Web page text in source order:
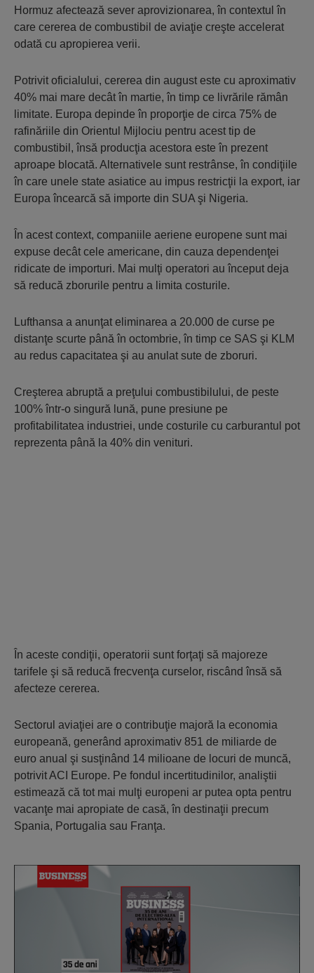
Hormuz afectează sever aprovizionarea, în contextul în
care cererea de combustibil de aviaţie creşte accelerat
odată cu apropierea verii.
Potrivit oficialului, cererea din august este cu aproximativ
40% mai mare decât în martie, în timp ce livrările rămân
limitate. Europa depinde în proporţie de circa 75% de
rafinăriile din Orientul Mijlociu pentru acest tip de
combustibil, însă producţia acestora este în prezent
aproape blocată. Alternativele sunt restrânse, în condiţiile
în care unele state asiatice au impus restricţii la export, iar
Europa încearcă să importe din SUA şi Nigeria.
În acest context, companiile aeriene europene sunt mai
expuse decât cele americane, din cauza dependenţei
ridicate de importuri. Mai mulţi operatori au început deja
să reducă zborurile pentru a limita costurile.
Lufthansa a anunţat eliminarea a 20.000 de curse pe
distanţe scurte până în octombrie, în timp ce SAS şi KLM
au redus capacitatea şi au anulat sute de zboruri.
Creşterea abruptă a preţului combustibilului, de peste
100% într-o singură lună, pune presiune pe
profitabilitatea industriei, unde costurile cu carburantul pot
reprezenta până la 40% din venituri.
În aceste condiţii, operatorii sunt forţaţi să majoreze
tarifele şi să reducă frecvenţa curselor, riscând însă să
afecteze cererea.
Sectorul aviaţiei are o contribuţie majoră la economia
europeană, generând aproximativ 851 de miliarde de
euro anual şi susţinând 14 milioane de locuri de muncă,
potrivit ACI Europe. Pe fondul incertitudinilor, analiştii
estimează că tot mai mulţi europeni ar putea opta pentru
vacanţe mai apropiate de casă, în destinaţii precum
Spania, Portugalia sau Franţa.